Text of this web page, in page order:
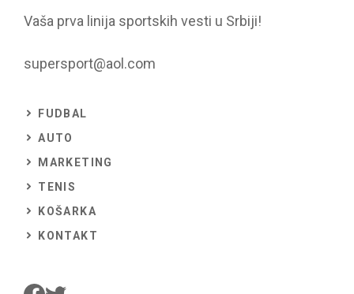
Vaša prva linija sportskih vesti u Srbiji!
supersport@aol.com
FUDBAL
AUTO
MARKETING
TENIS
KOŠARKA
KONTAKT